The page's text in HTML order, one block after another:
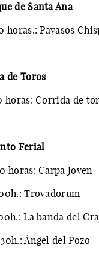
de Santa Ana
horas.: Payasos
de Toros
horas: Corrida de
Ferial
horas: Carpa Joven
Trovadorum
La banda del
Ángel del Pozo